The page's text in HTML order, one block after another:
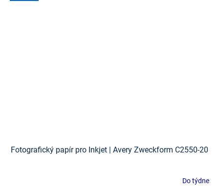
Fotografický papír pro Inkjet | Avery Zweckform C2550-20
Do týdne